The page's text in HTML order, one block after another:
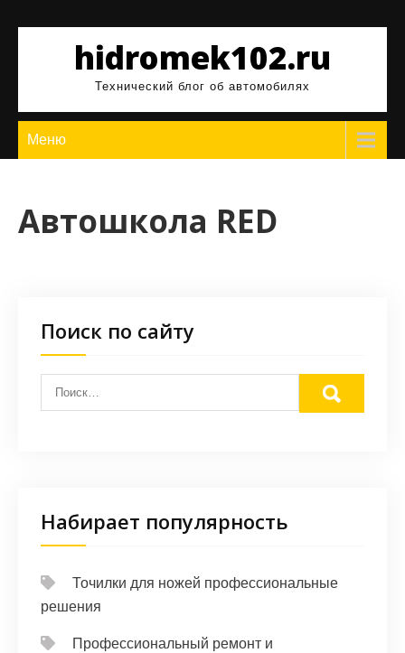
содержимомуhidromek102.ru
Технический блог об автомобилях
Меню
Автошкола RED
Поиск по сайту
Набирает популярность
Точилки для ножей профессиональные
решения
Профессиональный ремонт и